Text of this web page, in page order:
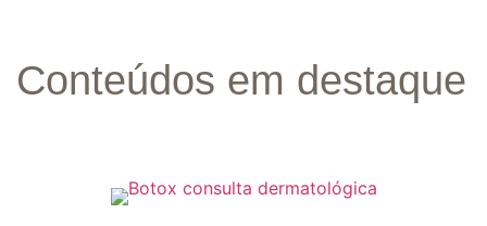
Conteúdos em destaque